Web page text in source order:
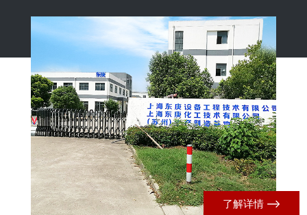
了解详情